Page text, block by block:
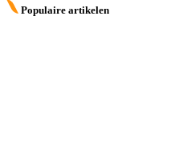
Populaire artikelen